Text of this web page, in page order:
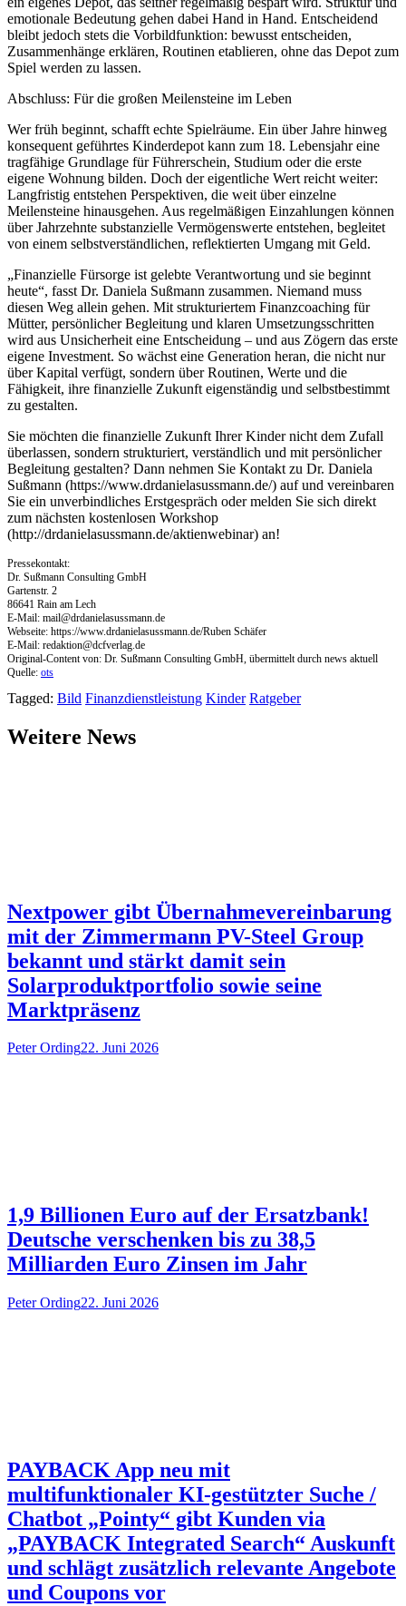
emotionale Bedeutung gehen dabei Hand in Hand. Entscheidend
bleibt jedoch stets die Vorbildfunktion: bewusst entscheiden,
Zusammenhänge erklären, Routinen etablieren, ohne das Depot zum
Spiel werden zu lassen.
Abschluss: Für die großen Meilensteine im Leben
Wer früh beginnt, schafft echte Spielräume. Ein über Jahre hinweg
konsequent geführtes Kinderdepot kann zum 18. Lebensjahr eine
tragfähige Grundlage für Führerschein, Studium oder die erste
eigene Wohnung bilden. Doch der eigentliche Wert reicht weiter:
Langfristig entstehen Perspektiven, die weit über einzelne
Meilensteine hinausgehen. Aus regelmäßigen Einzahlungen können
über Jahrzehnte substanzielle Vermögenswerte entstehen, begleitet
von einem selbstverständlichen, reflektierten Umgang mit Geld.
„Finanzielle Fürsorge ist gelebte Verantwortung und sie beginnt
heute“, fasst Dr. Daniela Sußmann zusammen. Niemand muss
diesen Weg allein gehen. Mit strukturiertem Finanzcoaching für
Mütter, persönlicher Begleitung und klaren Umsetzungsschritten
wird aus Unsicherheit eine Entscheidung – und aus Zögern das erste
eigene Investment. So wächst eine Generation heran, die nicht nur
über Kapital verfügt, sondern über Routinen, Werte und die
Fähigkeit, ihre finanzielle Zukunft eigenständig und selbstbestimmt
zu gestalten.
Sie möchten die finanzielle Zukunft Ihrer Kinder nicht dem Zufall
überlassen, sondern strukturiert, verständlich und mit persönlicher
Begleitung gestalten? Dann nehmen Sie Kontakt zu Dr. Daniela
Sußmann (https://www.drdanielasussmann.de/) auf und vereinbaren
Sie ein unverbindliches Erstgespräch oder melden Sie sich direkt
zum nächsten kostenlosen Workshop
(http://drdanielasussmann.de/aktienwebinar) an!
Pressekontakt:
Dr. Sußmann Consulting GmbH
Gartenstr. 2
86641 Rain am Lech
E-Mail: mail@drdanielasussmann.de
Webseite: https://www.drdanielasussmann.de/Ruben Schäfer
E-Mail: redaktion@dcfverlag.de
Original-Content von: Dr. Sußmann Consulting GmbH, übermittelt durch news aktuell
Quelle: ots
Tagged: Bild Finanzdienstleistung Kinder Ratgeber
Weitere News
Nextpower gibt Übernahmevereinbarung
mit der Zimmermann PV-Steel Group
bekannt und stärkt damit sein
Solarproduktportfolio sowie seine
Marktpräsenz
Peter Ording22. Juni 2026
1,9 Billionen Euro auf der Ersatzbank!
Deutsche verschenken bis zu 38,5
Milliarden Euro Zinsen im Jahr
Peter Ording22. Juni 2026
PAYBACK App neu mit
multifunktionaler KI-gestützter Suche /
Chatbot „Pointy“ gibt Kunden via
„PAYBACK Integrated Search“ Auskunft
und schlägt zusätzlich relevante Angebote
und Coupons vor